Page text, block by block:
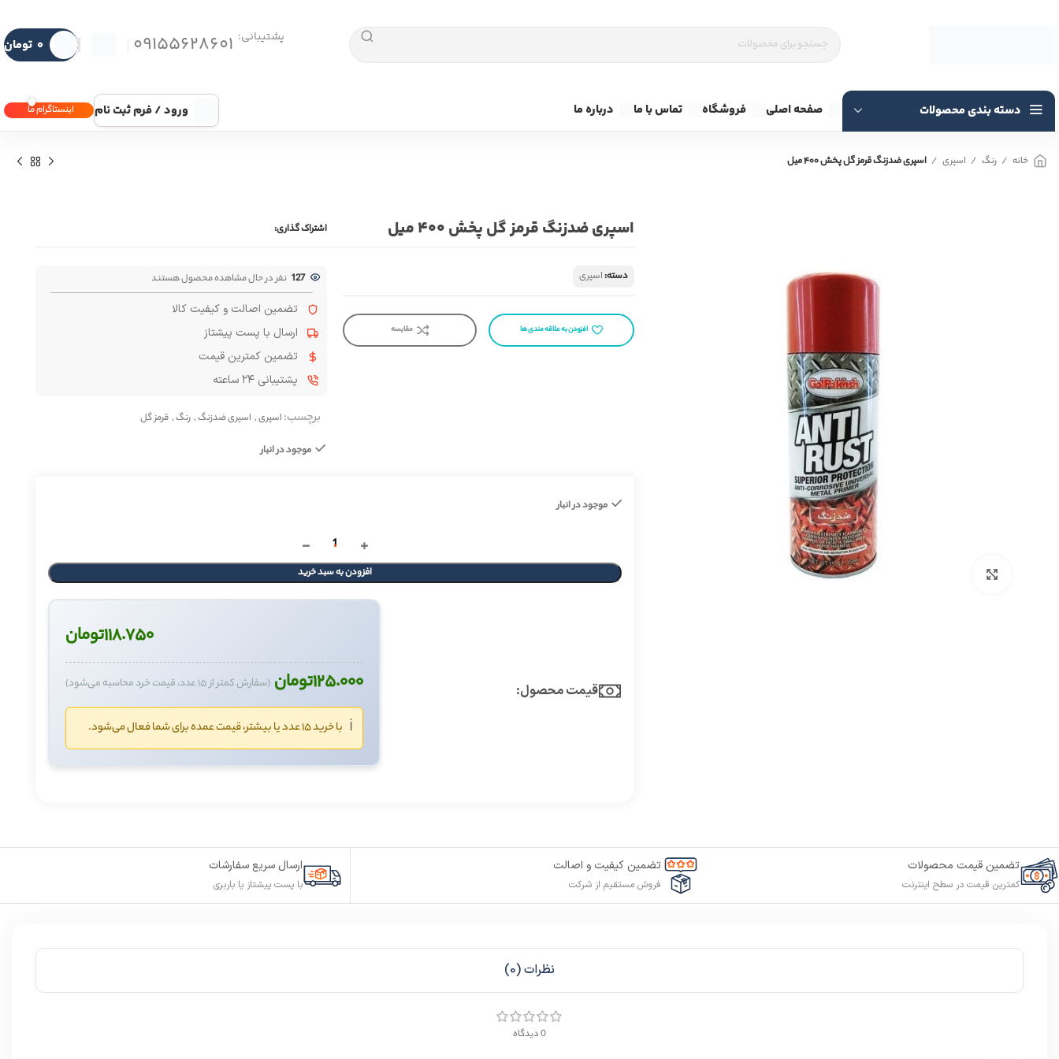
پشتیبانی: 09155628601 ۰ تومان
دسته بندی محصولات صفحه اصلی فروشگاه تماس با ما درباره ما ورود / فرم ثبت نام اینستاگرام ما
خانه رنگ اسپری اسپری ضدزنگ قرمز گل پخش ۴۰۰ میل
اسپری ضدزنگ قرمز گل پخش ۴۰۰ میل اشتراک گذاری:
دسته:اسپری
افزودن به علاقه مندی ها مقایسه
127 نفر در حال مشاهده محصول هستند
تضمین اصالت و کیفیت کالا
ارسال با پست پیشتاز
تضمین کمترین قیمت
پشتیبانی ۲۴ ساعته
برچسب: اسپری, اسپری ضدزنگ, رنگ, قرمز گل
موجود در انبار
موجود در انبار
افزودن به سبد خرید
قیمت محصول:​
۱۱۸.۷۵۰تومان
۱۲۵.۰۰۰تومان (سفارش کمتر از ۱۵ عدد، قیمت خرد محاسبه می‌شود)
ℹ️ با خرید ۱۵ عدد یا بیشتر، قیمت عمده برای شما فعال می‌شود.
تضمین قیمت محصولات
کمترین قیمت در سطح اینترنت
تضمین کیفیت و اصالت
فروش مستقیم از شرکت
ارسال سریع سفارشات
با پست پیشتاز یا باربری
نظرات (0)
0 دیدگاه